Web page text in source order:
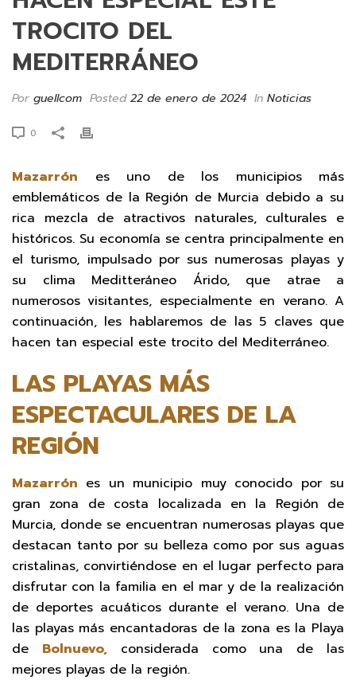
TROCITO DEL
MEDITERRÁNEO
Por guellcom Posted22 de enero de 2024 In Noticias
0
Mazarrón es uno de los municipios más
emblemáticos de la Región de Murcia debido a su
rica mezcla de atractivos naturales, culturales e
históricos. Su economía se centra principalmente en
el turismo, impulsado por sus numerosas playas y
su clima Meditteráneo Árido, que atrae a
numerosos visitantes, especialmente en verano. A
continuación, les hablaremos de las 5 claves que
hacen tan especial este trocito del Mediterráneo.
LAS PLAYAS MÁS
ESPECTACULARES DE LA
REGIÓN
Mazarrón es un municipio muy conocido por su
gran zona de costa localizada en la Región de
Murcia, donde se encuentran numerosas playas que
destacan tanto por su belleza como por sus aguas
cristalinas, convirtiéndose en el lugar perfecto para
disfrutar con la familia en el mar y de la realización
de deportes acuáticos durante el verano. Una de
las playas más encantadoras de la zona es la Playa
de Bolnuevo,considerada como una de las
mejores playas de la región.